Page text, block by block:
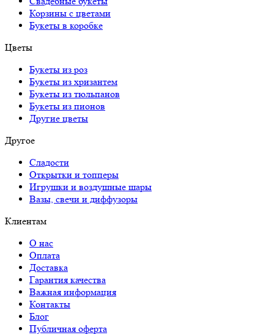
Корзины с цветами
Букеты в коробке
Цветы
Букеты из роз
Букеты из хризантем
Букеты из тюльпанов
Букеты из пионов
Другие цветы
Другое
Сладости
Открытки и топперы
Игрушки и воздушные шары
Вазы, свечи и диффузоры
Клиентам
О нас
Оплата
Доставка
Гарантия качества
Важная информация
Контакты
Блог
Публичная оферта